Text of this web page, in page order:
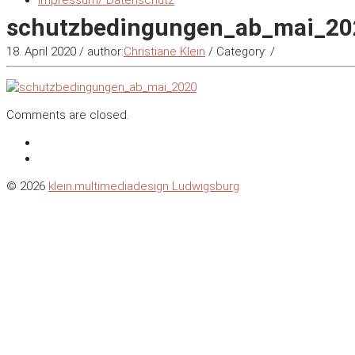
18. April 2020 / author:Christiane Klein / Category: /
Comments are closed.
© 2026 klein.multimediadesign Ludwigsburg